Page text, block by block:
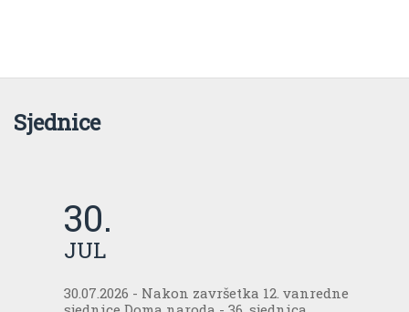
Sjednice
30.
JUL
30.07.2026 - Nakon završetka 12. vanredne